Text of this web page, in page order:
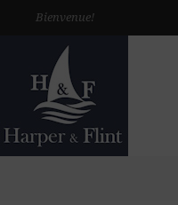
Bienvenue!